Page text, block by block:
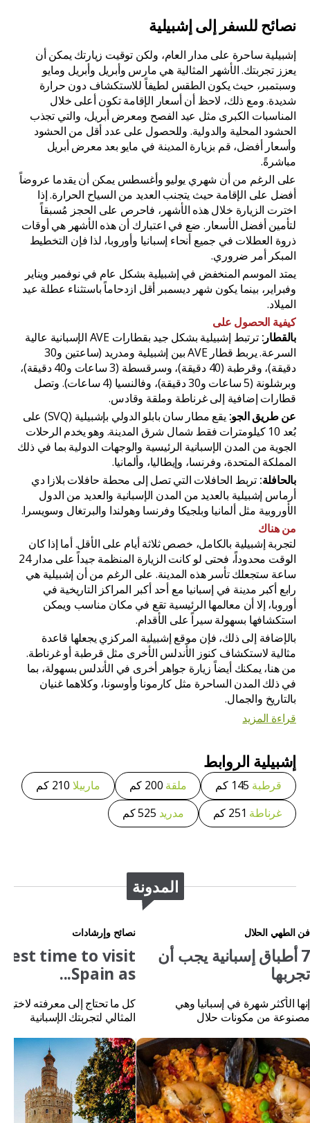
نصائح للسفر إلى إشبيلية
إشبيلية ساحرة على مدار العام، ولكن توقيت زيارتك يمكن أن
يعزز تجربتك. الأشهر المثالية هي مارس وأبريل وأبريل ومايو
وسبتمبر، حيث يكون الطقس لطيفاً للاستكشاف دون حرارة
شديدة. ومع ذلك، لاحظ أن أسعار الإقامة تكون أعلى خلال
المناسبات الكبرى مثل عيد الفصح ومعرض أبريل، والتي تجذب
الحشود المحلية والدولية. وللحصول على عدد أقل من الحشود
وأسعار أفضل، قم بزيارة المدينة في مايو بعد معرض أبريل
مباشرةً.
على الرغم من أن شهري يوليو وأغسطس يمكن أن يقدما عروضاً
أفضل على الإقامة حيث يتجنب العديد من السياح الحرارة. إذا
اخترت الزيارة خلال هذه الأشهر، فاحرص على الحجز مُسبقاً
لتأمين أفضل الأسعار. ضع في اعتبارك أن هذه الأشهر هي أوقات
ذروة العطلات في جميع أنحاء إسبانيا وأوروبا، لذا فإن التخطيط
المبكر أمر ضروري.
يمتد الموسم المنخفض في إشبيلية بشكل عام في نوفمبر ويناير
وفبراير، بينما يكون شهر ديسمبر أقل ازدحاماً باستثناء عطلة عيد
الميلاد.
كيفية الحصول على
بالقطار:
ترتبط إشبيلية بشكل جيد بقطارات AVE الإسبانية عالية
السرعة. يربط قطار AVE بين إشبيلية ومدريد (ساعتين و30
دقيقة)، وقرطبة (40 دقيقة)، وسرقسطة (3 ساعات و40 دقيقة)،
وبرشلونة (5 ساعات و30 دقيقة)، وفالنسيا (4 ساعات). وتصل
قطارات إضافية إلى غرناطة وملقة وقادس.
عن طريق الجو:
يقع مطار سان بابلو الدولي بإشبيلية (SVQ) على
بُعد 10 كيلومترات فقط شمال شرق المدينة. وهو يخدم الرحلات
الجوية من المدن الإسبانية الرئيسية والوجهات الدولية بما في ذلك
المملكة المتحدة، وفرنسا، وإيطاليا، وألمانيا.
بالحافلة: تربط الحافلات التي تصل إلى محطة حافلات بلازا دي
أرماس إشبيلية بالعديد من المدن الإسبانية والعديد من الدول
الأوروبية مثل ألمانيا وبلجيكا وفرنسا وهولندا والبرتغال وسويسرا.
من هناك
لتجربة إشبيلية بالكامل، خصص ثلاثة أيام على الأقل. أما إذا كان
الوقت محدوداً، فحتى لو كانت الزيارة المنظمة جيداً على مدار 24
ساعة ستجعلك تأسر هذه المدينة. على الرغم من أن إشبيلية هي
رابع أكبر مدينة في إسبانيا مع أحد أكبر المراكز التاريخية في
أوروبا، إلا أن معالمها الرئيسية تقع في مكان مناسب ويمكن
استكشافها بسهولة سيراً على الأقدام.
بالإضافة إلى ذلك، فإن موقع إشبيلية المركزي يجعلها قاعدة
مثالية لاستكشاف كنوز الأندلس الأخرى مثل قرطبة أو غرناطة.
من هنا، يمكنك أيضاً زيارة جواهر أخرى في الأندلس بسهولة، بما
في ذلك المدن الساحرة مثل كارمونا وأوسونا، وكلاهما غنيان
بالتاريخ والجمال.
قراءة المزيد
إشبيلية الروابط
قرطبة 145 كم ملقة 200 كم ماربيلا 210 كم
غرناطة 251 كم مدريد 525 كم
المدونة
فن الطهي الحلال
7 أطباق إسبانية يجب أن
تجربها
إنها الأكثر شهرة في إسبانيا وهي
مصنوعة من مكونات حلال
نصائح وإرشادات
time to visit
Spain as...
كل ما تحتاج إلى معرفته
المثالي لتجربتك الإسبانية